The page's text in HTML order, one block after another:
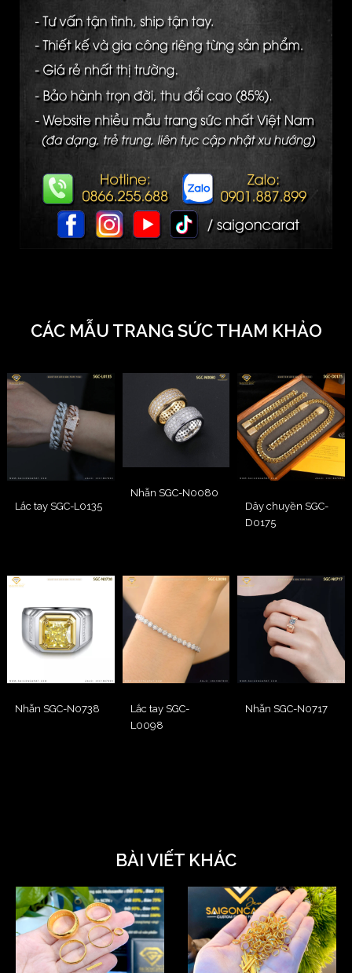
CÁC MẪU TRANG SỨC THAM KHẢO
Lắc tay SGC-L0135
Nhẫn SGC-N0080
Dây chuyền SGC-
D0175
Nhẫn SGC-N0738
Lắc tay SGC-
L0098
Nhẫn SGC-N0717
BÀI VIẾT KHÁC